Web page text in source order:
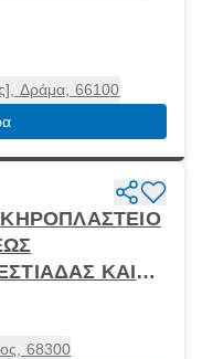
Δράμα, 66100
ΚΗΡΟΠΛΑΣΤΕΙΟ
ΚΑΙ
68300